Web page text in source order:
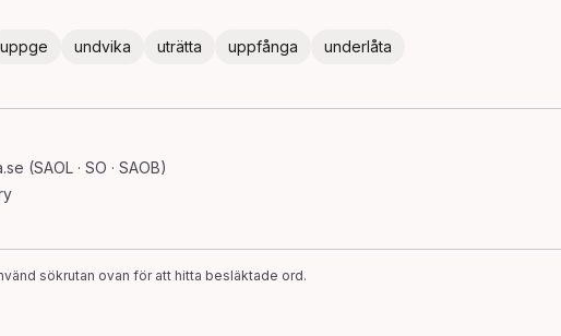
uppge undvika uträtta uppfånga underlåta
(SAOL · SO · SAOB)
sökrutan ovan för att hitta besläktade ord.